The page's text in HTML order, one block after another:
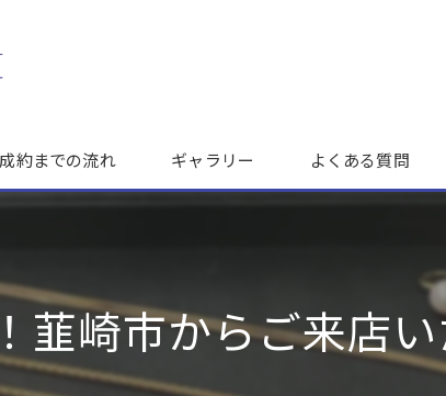
約までの流れ ギャラリー よくある質問
韮崎市からご来店